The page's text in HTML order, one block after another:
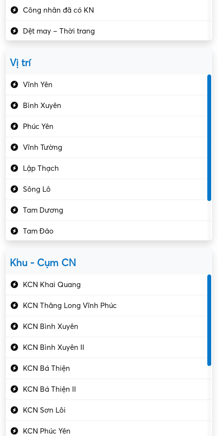
Công nhân đã có KN
Dệt may – Thời trang
Kiểm soát chất lượng
Kỹ sư cơ khí
Kỹ sư điện
Kỹ thuật cao
Kỹ thuật mạng – IT
Làm bán thời gian
Lao động phổ thông
Lập trình – Phát triển
Luật – Công chứng
Marketing – PR
Vị trí
Vĩnh Yên
Bình Xuyên
Phúc Yên
Vĩnh Tường
Lập Thạch
Sông Lô
Tam Dương
Tam Đảo
Khu - Cụm CN
KCN Khai Quang
KCN Thăng Long Vĩnh Phúc
KCN Bình Xuyên
KCN Bình Xuyên II
KCN Bá Thiện
KCN Bá Thiện II
KCN Sơn Lôi
KCN Phúc Yên